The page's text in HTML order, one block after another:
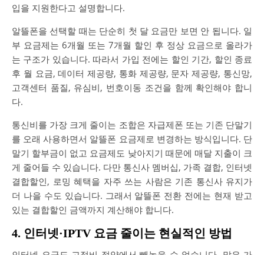
입을 지원한다고 설명합니다.
알뜰폰을 선택할 때는 단순히 첫 달 요금만 보면 안 됩니다. 일
부 요금제는 6개월 또는 7개월 할인 후 정상 요금으로 올라가
는 구조가 있습니다. 따라서 가입 전에는 할인 기간, 할인 종료
후 월 요금, 데이터 제공량, 통화 제공량, 문자 제공량, 통신망,
고객센터 품질, 유심비, 번호이동 조건을 함께 확인해야 합니
다.
통신비를 가장 크게 줄이는 조합은 자급제폰 또는 기존 단말기
를 오래 사용하면서 알뜰폰 요금제로 변경하는 방식입니다. 단
말기 할부금이 없고 요금제도 낮아지기 때문에 매달 지출이 크
게 줄어들 수 있습니다. 다만 통신사 멤버십, 가족 결합, 인터넷
결합할인, 로밍 혜택을 자주 쓰는 사람은 기존 통신사 유지가
더 나을 수도 있습니다. 그래서 알뜰폰 전환 전에는 현재 받고
있는 결합할인 금액까지 계산해야 합니다.
4. 인터넷·IPTV 요금 줄이는 현실적인 방법